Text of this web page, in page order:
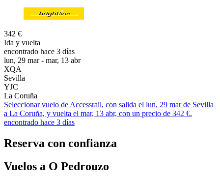
342 €
Ida y vuelta
encontrado hace 3 días
lun, 29 mar - mar, 13 abr
XQA
Sevilla
YJC
La Coruña
Seleccionar vuelo de Accessrail, con salida el lun, 29 mar de Sevilla
a La Coruña, y vuelta el mar, 13 abr, con un precio de 342 €.
encontrado hace 3 días
Reserva con confianza
Vuelos a O Pedrouzo